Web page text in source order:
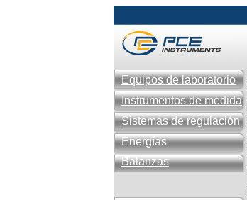
Equipos de laboratorio
Instrumentos de medida
Sistemas de regulación
Energías
Balanzas